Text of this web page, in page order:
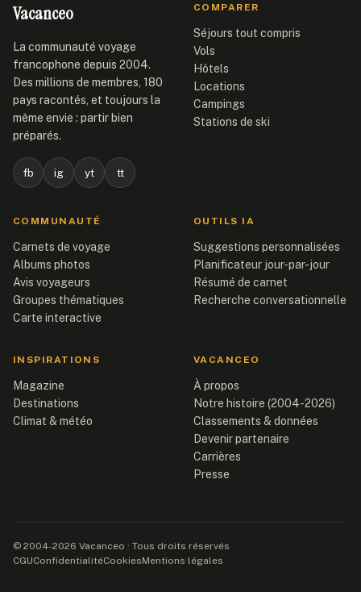
Vacanceo
La communauté voyage
francophone depuis 2004.
Des millions de membres, 180
pays racontés, et toujours la
même envie : partir bien
préparés.
fb ig yt tt
COMPARER
Séjours tout compris
Vols
Hôtels
Locations
Campings
Stations de ski
COMMUNAUTÉ
Carnets de voyage
Albums photos
Avis voyageurs
Groupes thématiques
Carte interactive
OUTILS IA
Suggestions personnalisées
Planificateur jour-par-jour
Résumé de carnet
Recherche conversationnelle
INSPIRATIONS
Magazine
Destinations
Climat & météo
VACANCEO
À propos
Notre histoire (2004-2026)
Classements & données
Devenir partenaire
Carrières
Presse
© 2004-2026 Vacanceo · Tous droits réservés
CGUConfidentialitéCookiesMentions légales